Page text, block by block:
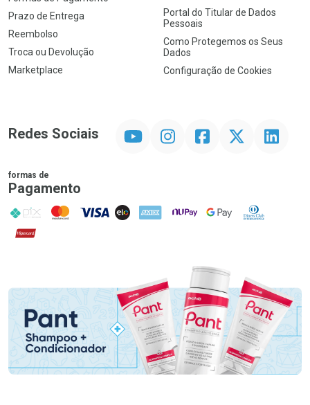
Prazo de Entrega
Reembolso
Troca ou Devolução
Marketplace
Portal do Titular de Dados
Pessoais
Como Protegemos os Seus
Dados
Configuração de Cookies
Redes Sociais InstagramFacebookTwitter Linkedin
formas de
Pagamento
PIX MasterCard
VISA ELO AMEX NuPay Google PayDiners Club
Hipercard
Promoção em Destaque